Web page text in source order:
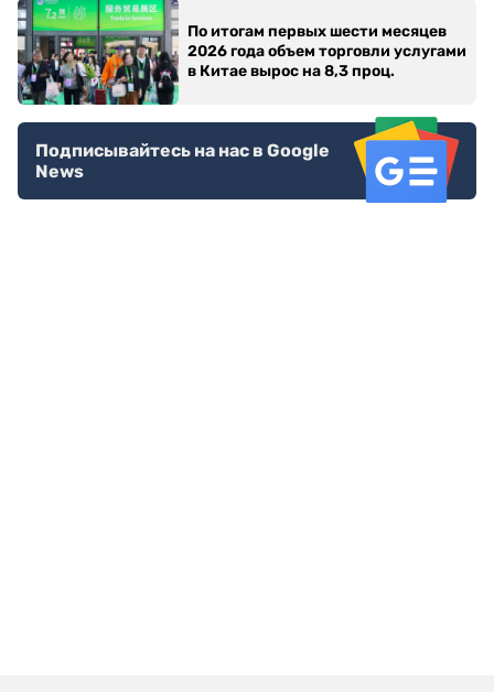
По итогам первых шести месяцев
2026 года объем торговли услугами
в Китае вырос на 8,3 проц.
Подписывайтесь на нас в Google
News